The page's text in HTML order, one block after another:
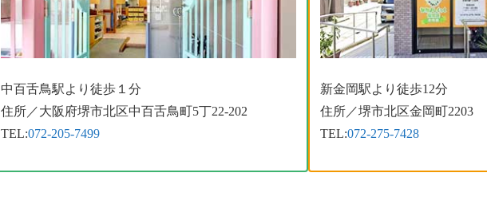
中百舌鳥駅より徒歩１分
住所／大阪府堺市北区中百舌鳥町5丁22-202
TEL:072-205-7499
新金岡駅より徒歩12分
住所／堺市北区金岡町2203
TEL:072-275-7428